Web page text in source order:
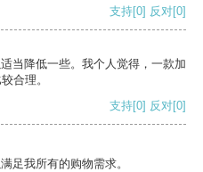
支持[0] 反对[0]
当降低一些。我个人觉得，一款加
合理。
支持[0] 反对[0]
足我所有的购物需求。